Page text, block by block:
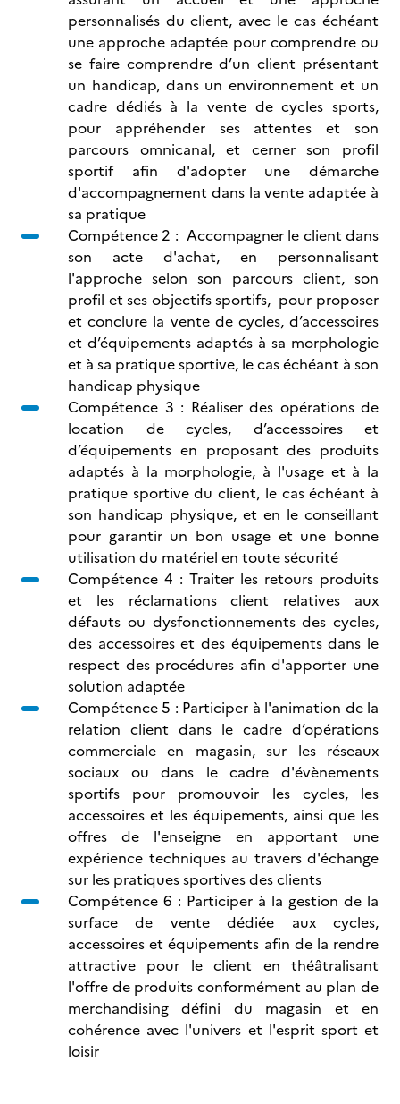
personnalisés du client, avec le cas échéant
une approche adaptée pour comprendre ou
se faire comprendre d’un client présentant
un handicap, dans un environnement et un
cadre dédiés à la vente de cycles sports,
pour appréhender ses attentes et son
parcours omnicanal, et cerner son profil
sportif afin d'adopter une démarche
d'accompagnement dans la vente adaptée à
sa pratique
Compétence 2 : Accompagner le client dans
son acte d'achat, en personnalisant
l'approche selon son parcours client, son
profil et ses objectifs sportifs, pour proposer
et conclure la vente de cycles, d’accessoires
et d’équipements adaptés à sa morphologie
et à sa pratique sportive, le cas échéant à son
handicap physique
Compétence 3 : Réaliser des opérations de
location de cycles, d’accessoires et
d’équipements en proposant des produits
adaptés à la morphologie, à l'usage et à la
pratique sportive du client, le cas échéant à
son handicap physique, et en le conseillant
pour garantir un bon usage et une bonne
utilisation du matériel en toute sécurité
Compétence 4 : Traiter les retours produits
et les réclamations client relatives aux
défauts ou dysfonctionnements des cycles,
des accessoires et des équipements dans le
respect des procédures afin d'apporter une
solution adaptée
Compétence 5 : Participer à l'animation de la
relation client dans le cadre d’opérations
commerciale en magasin, sur les réseaux
sociaux ou dans le cadre d'évènements
sportifs pour promouvoir les cycles, les
accessoires et les équipements, ainsi que les
offres de l'enseigne en apportant une
expérience techniques au travers d'échange
sur les pratiques sportives des clients
Compétence 6 : Participer à la gestion de la
surface de vente dédiée aux cycles,
accessoires et équipements afin de la rendre
attractive pour le client en théâtralisant
l'offre de produits conformément au plan de
merchandising défini du magasin et en
cohérence avec l'univers et l'esprit sport et
loisir